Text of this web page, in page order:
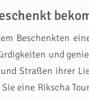
Beschenkten
und
Straßen ihrer
eine Rikscha